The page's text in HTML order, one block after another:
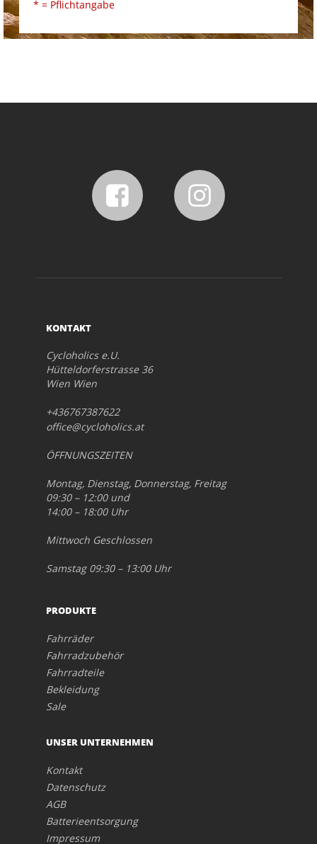
* = Pflichtangabe
KONTAKT
Cycloholics e.U.
Hütteldorferstrasse 36
Wien Wien
+436767387622
office@cycloholics.at
ÖFFNUNGSZEITEN
Montag, Dienstag, Donnerstag, Freitag
09:30 – 12:00 und
14:00 – 18:00 Uhr
Mittwoch Geschlossen
Samstag 09:30 – 13:00 Uhr
PRODUKTE
Fahrräder
Fahrradzubehör
Fahrradteile
Bekleidung
Sale
UNSER UNTERNEHMEN
Kontakt
Datenschutz
AGB
Batterieentsorgung
Impressum